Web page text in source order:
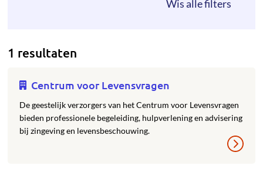
1 resultaten
Centrum voor Levensvragen
De geestelijk verzorgers van het Centrum voor Levensvragen
bieden professionele begeleiding, hulpverlening en advisering
bij zingeving en levensbeschouwing.